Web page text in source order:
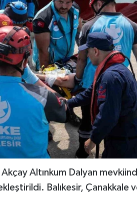
Altınkum Dalyan
Balıkesir, Çanakkale